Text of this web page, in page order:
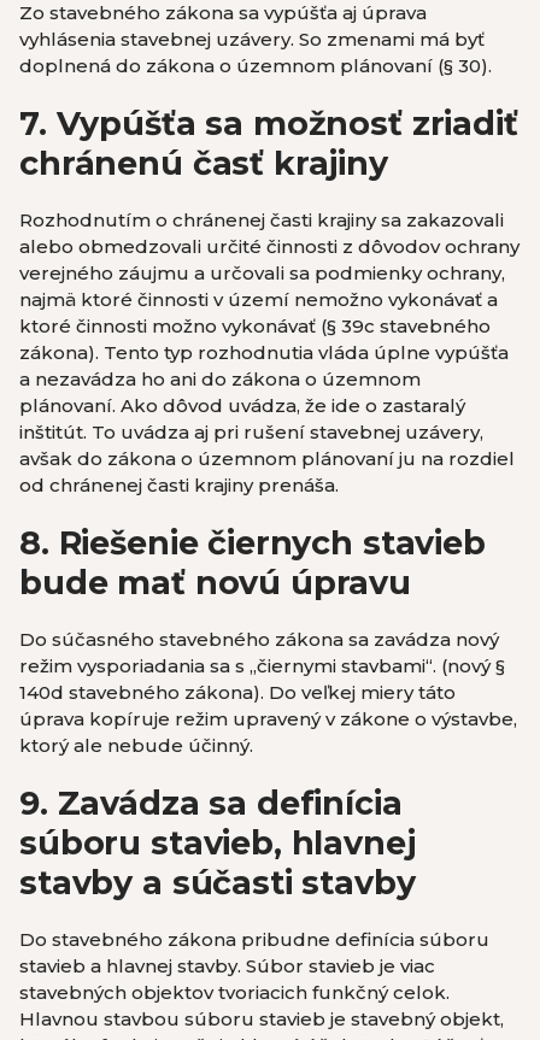
Zo stavebného zákona sa vypúšťa aj úprava
vyhlásenia stavebnej uzávery. So zmenami má byť
doplnená do zákona o územnom plánovaní (§ 30).
7. Vypúšťa sa možnosť zriadiť
chránenú časť krajiny
Rozhodnutím o chránenej časti krajiny sa zakazovali
alebo obmedzovali určité činnosti z dôvodov ochrany
verejného záujmu a určovali sa podmienky ochrany,
najmä ktoré činnosti v území nemožno vykonávať a
ktoré činnosti možno vykonávať (§ 39c stavebného
zákona). Tento typ rozhodnutia vláda úplne vypúšťa
a nezavádza ho ani do zákona o územnom
plánovaní. Ako dôvod uvádza, že ide o zastaralý
inštitút. To uvádza aj pri rušení stavebnej uzávery,
avšak do zákona o územnom plánovaní ju na rozdiel
od chránenej časti krajiny prenáša.
8. Riešenie čiernych stavieb
bude mať novú úpravu
Do súčasného stavebného zákona sa zavádza nový
režim vysporiadania sa s „čiernymi stavbami“. (nový §
140d stavebného zákona). Do veľkej miery táto
úprava kopíruje režim upravený v zákone o výstavbe,
ktorý ale nebude účinný.
9. Zavádza sa definícia
súboru stavieb, hlavnej
stavby a súčasti stavby
Do stavebného zákona pribudne definícia súboru
stavieb a hlavnej stavby. Súbor stavieb je viac
stavebných objektov tvoriacich funkčný celok.
Hlavnou stavbou súboru stavieb je stavebný objekt,